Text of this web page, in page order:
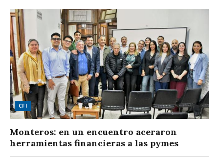
CFI
Monteros: en un encuentro aceraron
herramientas financieras a las pymes